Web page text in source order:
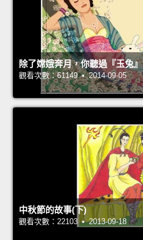
除了嫦娥奔月，你聽過『玉兔
觀看次數：61149 • 2014-09-05
中秋節的故事(下)
觀看次數：22103 • 2013-09-18